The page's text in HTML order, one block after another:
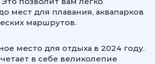
мест для плавания, аквапарков
маршрутов.
место для отдыха в 2024 году.
в себе великолепие